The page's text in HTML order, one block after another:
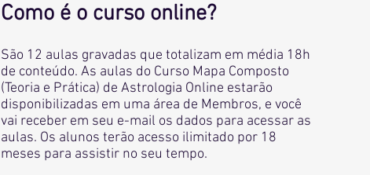
Como é o curso online?
São 12 aulas gravadas que totalizam em média 18h
de conteúdo. As aulas do Curso Mapa Composto
(Teoria e Prática) de Astrologia Online estarão
disponibilizadas em uma área de Membros, e você
vai receber em seu e-mail os dados para acessar as
aulas. Os alunos terão acesso ilimitado por 18
meses para assistir no seu tempo.